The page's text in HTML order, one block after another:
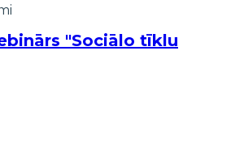
"Sociālo tīklu